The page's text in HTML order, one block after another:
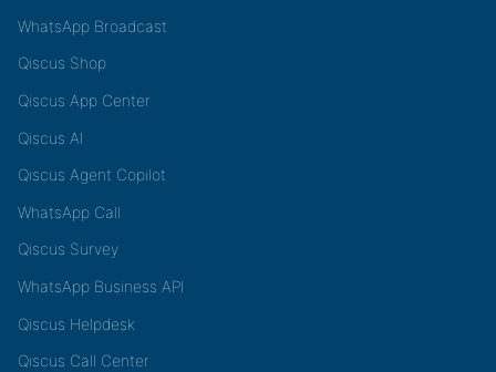
WhatsApp Broadcast
Qiscus Shop
Qiscus App Center
Qiscus AI
Qiscus Agent Copilot
WhatsApp Call
Qiscus Survey
WhatsApp Business API
Qiscus Helpdesk
Qiscus Call Center